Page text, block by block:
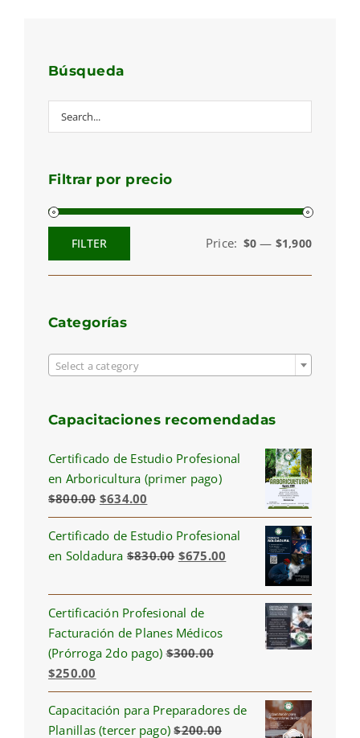
Búsqueda
Filtrar por precio
price
price
FILTER Price: $0— $1,900
Categorías
Select a category
Capacitaciones recomendadas
Certificado de Estudio Profesional
en Arboricultura (primer pago)
$800.00 Original
price
was:
$800.00.
$634.00
price
is:
$634.00.
Certificado de Estudio Profesional
en Soldadura $830.00 Original
was:
$830.00.
$675.00 Current
is:
$675.00.
Certificación Profesional de
Facturación de Planes Médicos
(Prórroga 2do pago) $300.00
Original
price
was:
$300.00.
$250.00
price
is:
$250.00.
Capacitación para Preparadores de
Planillas (tercer pago) $200.00